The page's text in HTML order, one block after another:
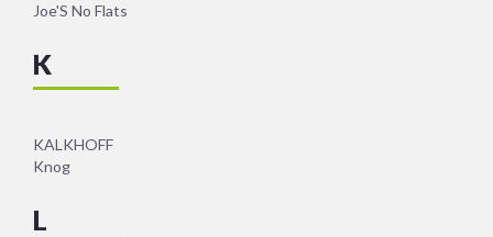
Joe'S No Flats
K
KALKHOFF
Knog
L